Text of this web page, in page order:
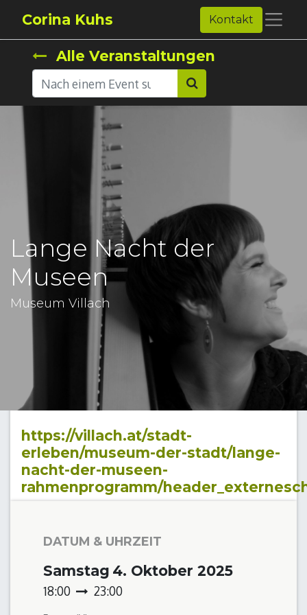
Corina Kuhs Kontakt
Alle Veranstaltungen
Lange Nacht der
Museen
Museum Villach
https://villach.at/stadt-
erleben/museum-der-stadt/lange-
nacht-der-museen-
rahmenprogramm/
DATUM & UHRZEIT
Samstag 4. Oktober 2025
18:00 23:00